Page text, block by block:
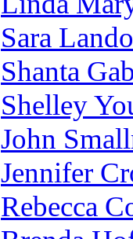
Sara
Shanta
Shelley
John
Jennifer
Rebecca